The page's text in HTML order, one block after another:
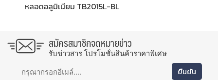
หลอดอลูมิเนียม TB2015L-BL
สมัครสมาชิกจดหมายข่าว
รับข่าวสาร โปรโมชั่นสินค้าราคาพิเศษ